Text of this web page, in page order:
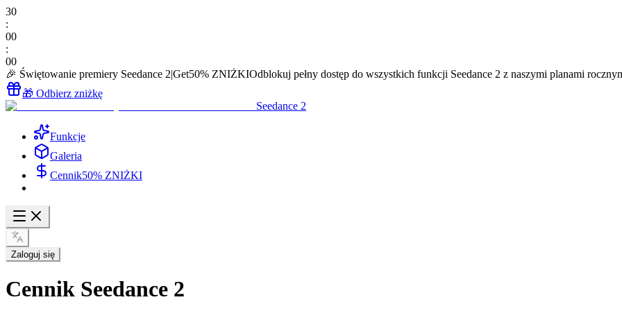
30
:
00
:
00
🎉 Świętowanie premiery Seedance 2|Get50% ZNIŻKIOdblokuj pełny dostęp do wszystkich funkcji Seedance 2 z naszymi planami
🎁 Odbierz zniżkę
Seedance 2
Funkcje
Galeria
Cennik50% ZNIŻKI
Zaloguj się
Cennik Seedance 2